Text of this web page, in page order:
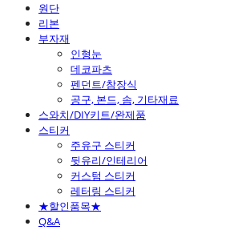
원단
리본
부자재
인형눈
데코파츠
펜던트/참장식
공구, 본드, 솜, 기타재료
스와치/DIY키트/완제품
스티커
주유구 스티커
뒷유리/인테리어
커스텀 스티커
레터링 스티커
★할인품목★
Q&A